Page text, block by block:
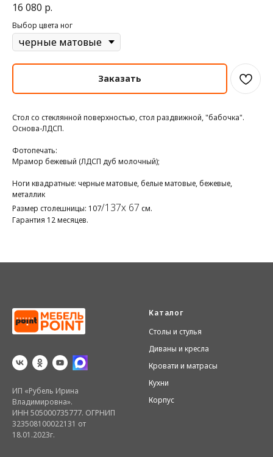
16 080 р.
Выбор цвета ног
Заказать
Стол со стеклянной поверхностью, стол раздвижной, "бабочка".
Основа-ЛДСП.
Фотопечать:
Мрамор бежевый (ЛДСП дуб молочный);
Ноги квадратные: черные матовые, белые матовые, бежевые,
металлик
Размер столешницы: 107/137х 67 см.
Гарантия 12 месяцев.
ИП «Рубель Ирина
Владимировна».
ИНН 505000735777. ОГРНИП
323508100022131 от
18.01.2023г.
Каталог
Столы и стулья
Диваны и кресла
Кровати и матрасы
Кухни
Корпус